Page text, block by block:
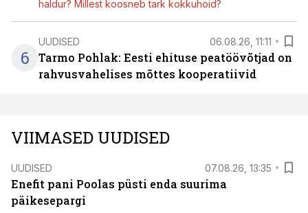
haldur? Millest koosneb tark kokkuhoid?
6
UUDISED 06.08.26, 11:11
Tarmo Pohlak: Eesti ehituse peatöövõtjad on
rahvusvahelises mõttes kooperatiivid
VIIMASED UUDISED
UUDISED 07.08.26, 13:35
Enefit pani Poolas püsti enda suurima
päikesepargi